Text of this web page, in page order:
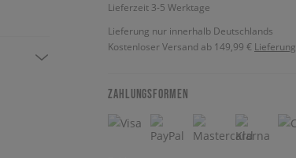
Lieferzeit 3-5 Werktage
Lieferung nur innerhalb Deutschlands
Kostenloser Versand ab 149,99 € Lieferung
ZAHLUNGSFORMEN